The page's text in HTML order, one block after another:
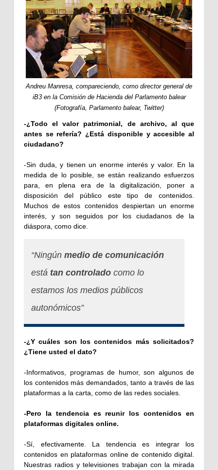
Andreu Manresa, compareciendo, como director general de
iB3 en la Comisión de Hacienda del Parlamento balear
(Fotografía, Parlamento balear, Twitter)
-¿Todo el valor patrimonial, de archivo, al que
antes se refería? ¿Está disponible y accesible al
ciudadano?
-Sin duda, y tienen un enorme interés y valor. En la
medida de lo posible, se están realizando esfuerzos
para, en plena era de la digitalización, poner a
disposición del público este tipo de contenidos.
Muchos de estos contenidos despiertan un enorme
interés, y son seguidos por los ciudadanos de la
diáspora, como dice.
“Ningún medio de comunicación
está tan controlado como lo
estamos los medios públicos
autonómicos”
-¿Y cuáles son los contenidos más solicitados?
¿Tiene usted el dato?
-Informativos, programas de humor, son algunos de
los contenidos más demandados, tanto a través de las
plataformas a la carta, como de las redes sociales.
-Pero la tendencia es reunir los contenidos en
plataformas digitales online.
-Sí, efectivamente. La tendencia es integrar los
contenidos en plataformas online de contenido digital.
Nuestras radios y televisiones trabajan con la mirada